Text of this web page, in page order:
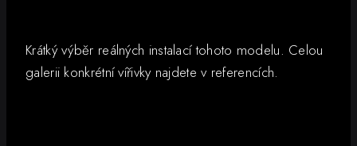
Krátký výběr reálných instalací tohoto modelu. Celou
galerii konkrétní vířivky najdete v referencích.